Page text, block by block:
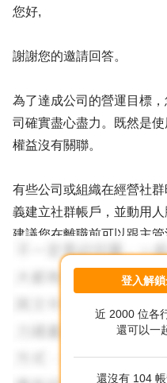
您好,
謝謝您的邀請回答。
為了達成公司的營運目標
司確實盡心盡力。既然是
權益沒有關聯。
有些公司或組織在經營社
義建立社群帳戶，並動用
建議您在離職前可以跟主
閉，或是更名為公司官方
以上建議請您參考，祝福
登入解
近 2000 位各
還可以一
還沒有 104 帳